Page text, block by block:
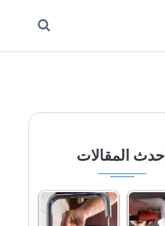
أحدث المقالات